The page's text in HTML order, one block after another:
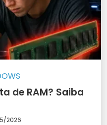
de RAM? Saiba
2026